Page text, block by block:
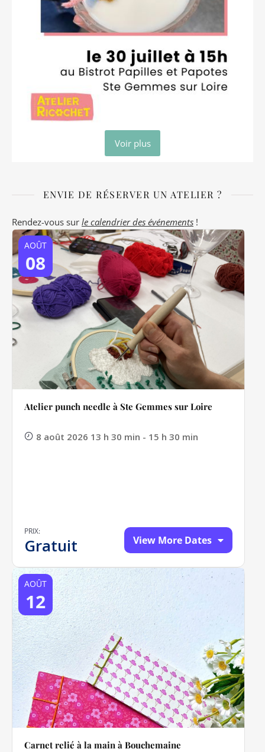
Voir plus
ENVIE DE RÉSERVER UN ATELIER ?
Rendez-vous sur le calendrier des événements !
AOÛT
08
Atelier punch needle à Ste Gemmes sur Loire
8 août 2026 13 h 30 min - 15 h 30 min
PRIX:
Gratuit View More Dates
AOÛT
12
Carnet relié à la main à Bouchemaine